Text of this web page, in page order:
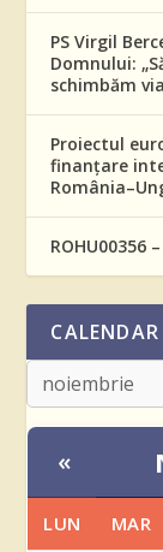
PS Virgil
Domnului:
schimbăm
Proiectul
finanțare
ROHU00356
«
LUN MAR